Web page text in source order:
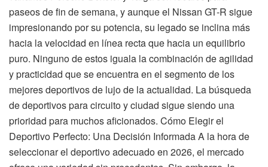
paseos de fin de semana, y aunque el Nissan GT-R sigue
impresionando por su potencia, su legado se inclina más
hacia la velocidad en línea recta que hacia un equilibrio
puro. Ninguno de estos iguala la combinación de agilidad
y practicidad que se encuentra en el segmento de los
mejores deportivos de lujo de la actualidad. La búsqueda
de deportivos para circuito y ciudad sigue siendo una
prioridad para muchos aficionados. Cómo Elegir el
Deportivo Perfecto: Una Decisión Informada A la hora de
seleccionar el deportivo adecuado en 2026, el mercado